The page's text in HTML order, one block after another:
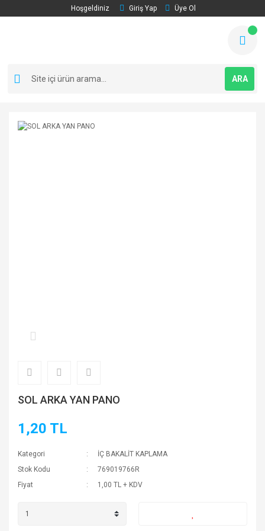
Hoşgeldiniz Giriş Yap Üye Ol
ARA
SOL ARKA YAN PANO
1,20 TL
Kategori
İÇ BAKALİT KAPLAMA
Stok Kodu
769019766R
Fiyat
1,00 TL + KDV